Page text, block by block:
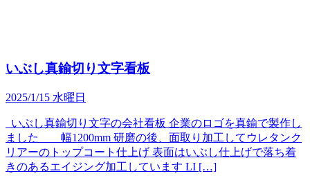
いぶし真鍮切り文字看板
2025/1/15 水曜日
いぶし真鍮切り文字の会社看板 企業のロゴを真鍮で製作し
ました 幅1200mm 研磨の後、面取り加工してウレタンク
リアーのトップコート仕上げ 表面はいぶし仕上げで落ち着
きのあるエイジング加工しています LI […]